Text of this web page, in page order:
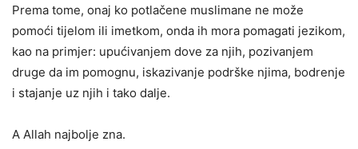
Prema tome, onaj ko potlačene muslimane ne može
pomoći tijelom ili imetkom, onda ih mora pomagati jezikom,
kao na primjer: upućivanjem dove za njih, pozivanjem
druge da im pomognu, iskazivanje podrške njima, bodrenje
i stajanje uz njih i tako dalje.
A Allah najbolje zna.